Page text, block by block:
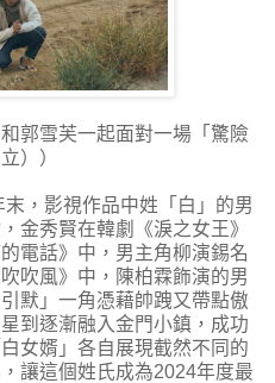
郭雪芙一起面對一場「驚險
））
，影視作品中姓「白」的男
金秀賢在韓劇《淚之女王》
電話》中，男主角柳演錫名
吹風》中，陳柏霖飾演的男
默」一角憑藉帥跩又帶點傲
到逐漸融入金門小鎮，成功
女婿」各自展現截然不同的
讓這個姓氏成為2024年度最